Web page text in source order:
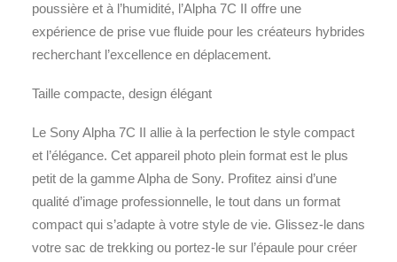
poussière et à l’humidité, l’Alpha 7C II offre une
expérience de prise vue fluide pour les créateurs hybrides
recherchant l’excellence en déplacement.
Taille compacte, design élégant
Le Sony Alpha 7C II allie à la perfection le style compact
et l’élégance. Cet appareil photo plein format est le plus
petit de la gamme Alpha de Sony. Profitez ainsi d’une
qualité d’image professionnelle, le tout dans un format
compact qui s’adapte à votre style de vie. Glissez-le dans
votre sac de trekking ou portez-le sur l’épaule pour créer